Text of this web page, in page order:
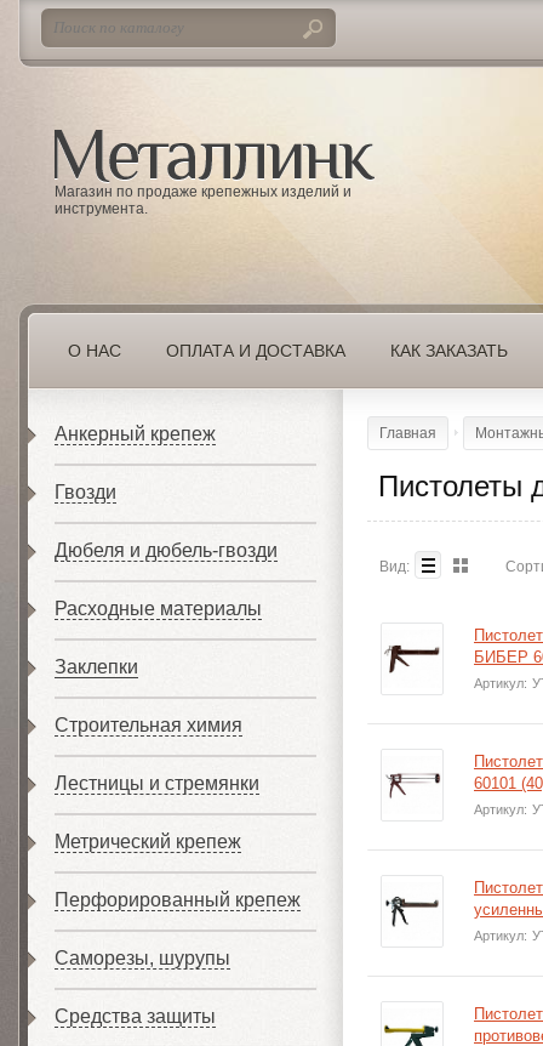
Магазин по продаже крепежных изделий и
инструмента.
Анкерный крепеж
Гвозди
Дюбеля и дюбель-гвозди
Расходные материалы
Заклепки
Строительная химия
Лестницы и стремянки
Метрический крепеж
Перфорированный крепеж
Саморезы, шурупы
Средства защиты
О НАС ОПЛАТА И ДОСТАВКА КАК ЗАКАЗАТЬ
Главная
Пистолеты
Вид:
БИБЕР
Артикул:
60101
Артикул:
Артикул: